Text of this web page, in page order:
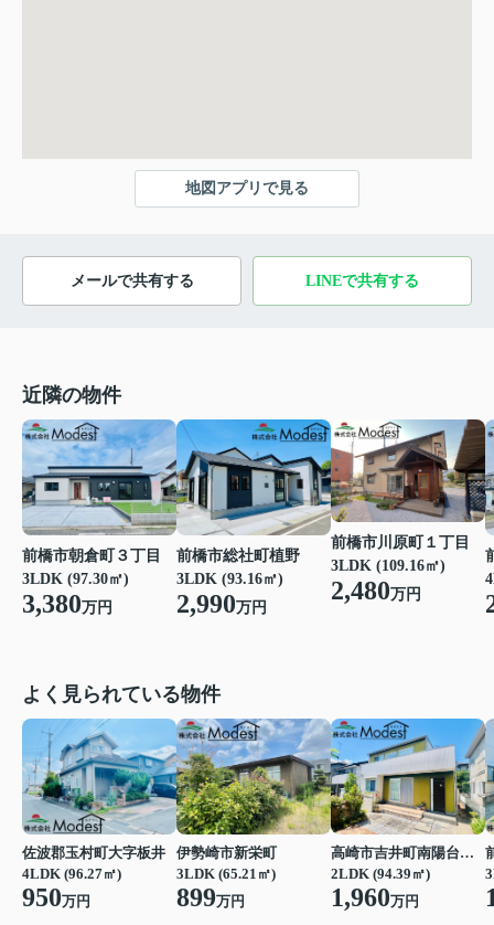
地図アプリで見る
メールで共有する LINEで共有する
近隣の物件
前橋市朝倉町３丁目
3LDK (97.30㎡)
3,380万円
前橋市総社町植野
3LDK (93.16㎡)
2,990万円
前橋市川原町１丁目
3LDK (109.16㎡)
2,480万円
よく見られている物件
佐波郡玉村町大字板井
4LDK (96.27㎡)
950万円
伊勢崎市新栄町
3LDK (65.21㎡)
899万円
高崎市吉井町南陽台２丁目
2LDK (94.39㎡)
1,960万円